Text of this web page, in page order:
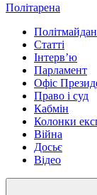
Політарена
Статті
Інтервʼю
Парламент
Офіс
Право і суд
Кабмін
Колонки
Війна
Досьє
Відео